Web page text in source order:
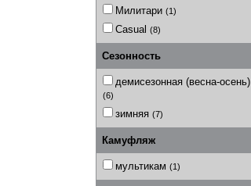
Милитари (1)
Casual (8)
Сезонность
демисезонная (весна-осень)
(6)
зимняя (7)
Камуфляж
мультикам (1)